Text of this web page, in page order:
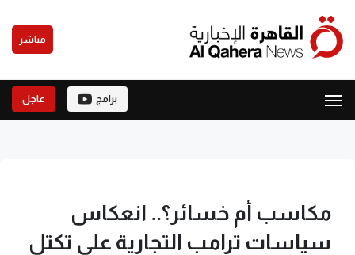
مباشر
برامج عاجل
مكاسب أم خسائر؟.. انعكاس
سياسات ترامب التجارية على تكتل